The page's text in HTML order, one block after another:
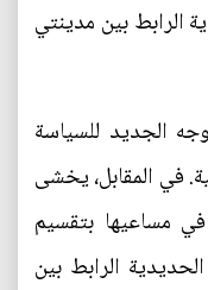
الرابط بين مدينتي
الجديد للسياسة
في المقابل، يخشى
مساعيها بتقسيم
الرابط بين